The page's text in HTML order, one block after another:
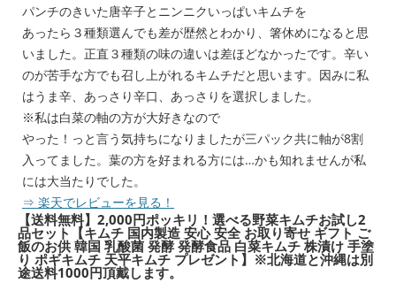
パンチのきいた唐辛子とニンニクいっぱいキムチを
あったら３種類選んでも差が歴然とわかり、箸休めになると思
いました。正直３種類の味の違いは差ほどなかったです。辛い
のが苦手な方でも召し上がれるキムチだと思います。因みに私
はうま辛、あっさり辛口、あっさりを選択しました。
※私は白菜の軸の方が大好きなので
やった！っと言う気持ちになりましたが三パック共に軸が8割
入ってました。葉の方を好まれる方には…かも知れませんが私
には大当たりでした。
⇒ 楽天でレビューを見る！
【送料無料】2,000円ポッキリ！選べる野菜キムチお試し2
品セット【キムチ 国内製造 安心 安全 お取り寄せ ギフト ご
飯のお供 韓国 乳酸菌 発酵 発酵食品 白菜キムチ 株漬け 手塗
り ポギキムチ 天平キムチ プレゼント】※北海道と沖縄は別
途送料1000円頂戴します。